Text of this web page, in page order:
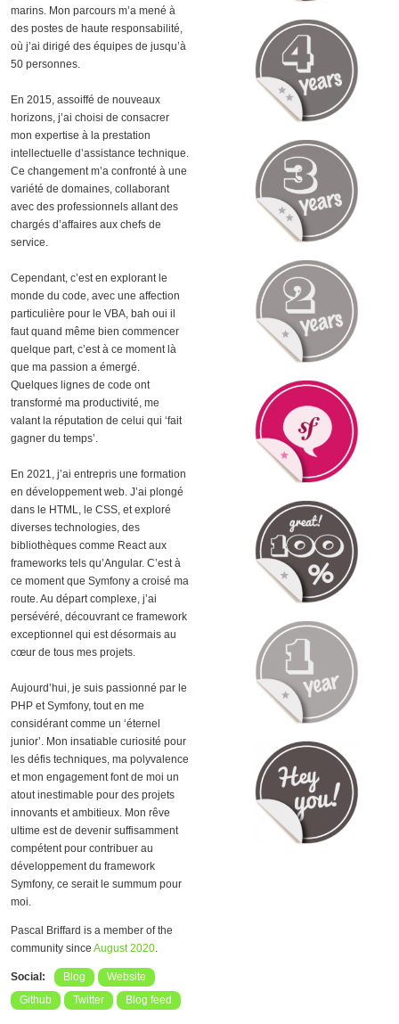
marins. Mon parcours m’a mené à
des postes de haute responsabilité,
où j’ai dirigé des équipes de jusqu’à
50 personnes.
En 2015, assoiffé de nouveaux
horizons, j’ai choisi de consacrer
mon expertise à la prestation
intellectuelle d’assistance technique.
Ce changement m’a confronté à une
variété de domaines, collaborant
avec des professionnels allant des
chargés d’affaires aux chefs de
service.
Cependant, c’est en explorant le
monde du code, avec une affection
particulière pour le VBA, bah oui il
faut quand même bien commencer
quelque part, c’est à ce moment là
que ma passion a émergé.
Quelques lignes de code ont
transformé ma productivité, me
valant la réputation de celui qui ‘fait
gagner du temps’.
En 2021, j’ai entrepris une formation
en développement web. J’ai plongé
dans le HTML, le CSS, et exploré
diverses technologies, des
bibliothèques comme React aux
frameworks tels qu’Angular. C’est à
ce moment que Symfony a croisé ma
route. Au départ complexe, j’ai
persévéré, découvrant ce framework
exceptionnel qui est désormais au
cœur de tous mes projets.
Aujourd’hui, je suis passionné par le
PHP et Symfony, tout en me
considérant comme un ‘éternel
junior’. Mon insatiable curiosité pour
les défis techniques, ma polyvalence
et mon engagement font de moi un
atout inestimable pour des projets
innovants et ambitieux. Mon rêve
ultime est de devenir suffisamment
compétent pour contribuer au
développement du framework
Symfony, ce serait le summum pour
moi.
Pascal Briffard is a member of the
community since August 2020.
Social: Blog
Website
Github
Twitter Blog feed